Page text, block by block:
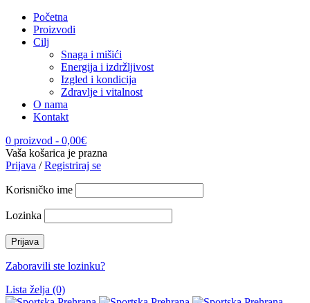
Početna
Proizvodi
Cilj
Snaga i mišići
Energija i izdržljivost
Izgled i kondicija
Zdravlje i vitalnost
O nama
Kontakt
0 proizvod - 0,00€
Vaša košarica je prazna
Prijava /Registriraj se
Korisničko ime
Lozinka
Zaboravili ste lozinku?
Lista želja (0)